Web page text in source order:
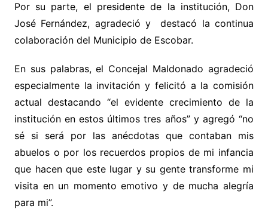
Por su parte, el presidente de la institución, Don
José Fernández, agradeció y destacó la continua
colaboración del Municipio de Escobar.
En sus palabras, el Concejal Maldonado agradeció
especialmente la invitación y felicitó a la comisión
actual destacando “el evidente crecimiento de la
institución en estos últimos tres años” y agregó “no
sé si será por las anécdotas que contaban mis
abuelos o por los recuerdos propios de mi infancia
que hacen que este lugar y su gente transforme mi
visita en un momento emotivo y de mucha alegría
para mi”.